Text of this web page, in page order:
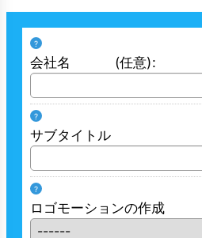
?
会社名 (任意):
?
サブタイトル
?
ロゴモーションの作成